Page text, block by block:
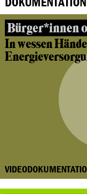
Bürger*innen
In wessen